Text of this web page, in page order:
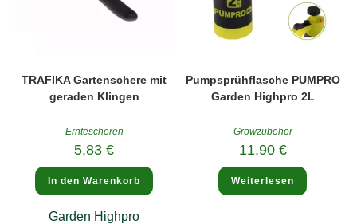
TRAFIKA Gartenschere mit
geraden Klingen
Erntescheren
5,83€
In den Warenkorb
Pumpsprühflasche PUMPRO
Garden Highpro 2L
Growzubehör
11,90 €
Weiterlesen
Garden Highpro